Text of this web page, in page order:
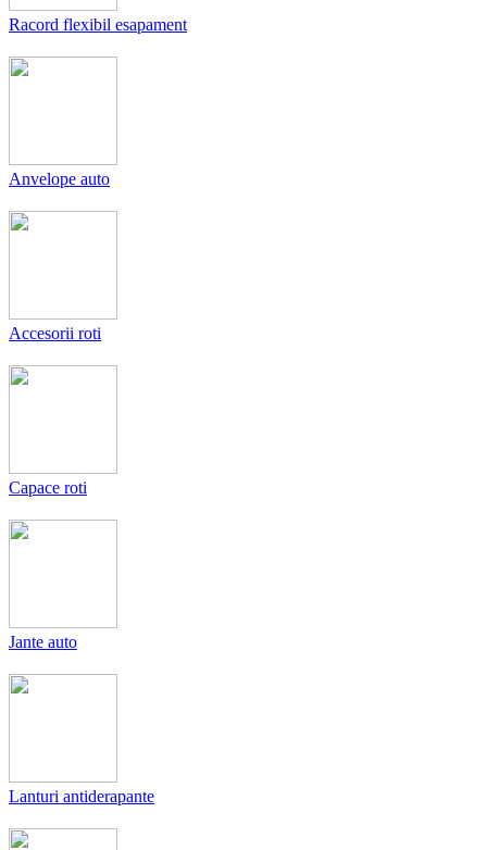
Racord flexibil esapament
Anvelope auto
Accesorii roti
Capace roti
Jante auto
Lanturi antiderapante